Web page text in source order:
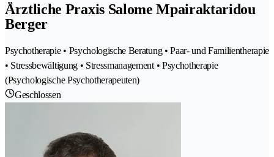
Ärztliche Praxis Salome Mpairaktaridou
Berger
Psychotherapie • Psychologische Beratung • Paar- und Familientherapie
• Stressbewältigung • Stressmanagement • Psychotherapie
(Psychologische Psychotherapeuten)
Geschlossen